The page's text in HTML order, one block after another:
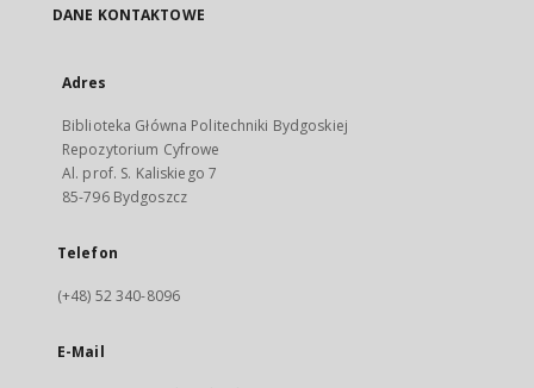
DANE KONTAKTOWE
Adres
Biblioteka Główna Politechniki Bydgoskiej
Repozytorium Cyfrowe
Al. prof. S. Kaliskiego 7
85-796 Bydgoszcz
Telefon
(+48) 52 340-8096
E-Mail